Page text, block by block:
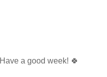
Have a good week! 🍀